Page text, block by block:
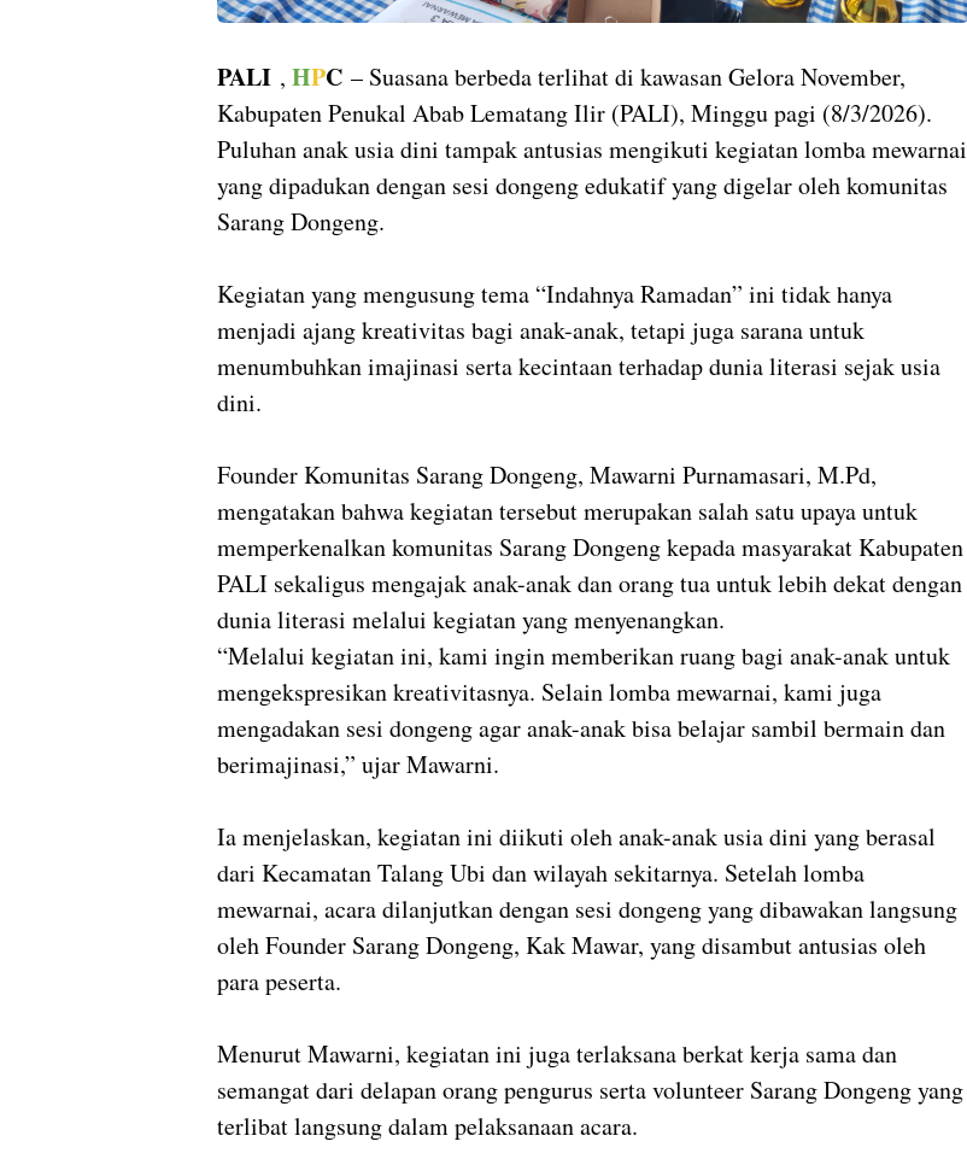
PALI , HPC – Suasana berbeda terlihat di kawasan Gelora November,
Kabupaten Penukal Abab Lematang Ilir (PALI), Minggu pagi (8/3/2026).
Puluhan anak usia dini tampak antusias mengikuti kegiatan lomba mewarnai
yang dipadukan dengan sesi dongeng edukatif yang digelar oleh komunitas
Sarang Dongeng.
Kegiatan yang mengusung tema “Indahnya Ramadan” ini tidak hanya
menjadi ajang kreativitas bagi anak-anak, tetapi juga sarana untuk
menumbuhkan imajinasi serta kecintaan terhadap dunia literasi sejak usia
dini.
Founder Komunitas Sarang Dongeng, Mawarni Purnamasari, M.Pd,
mengatakan bahwa kegiatan tersebut merupakan salah satu upaya untuk
memperkenalkan komunitas Sarang Dongeng kepada masyarakat Kabupaten
PALI sekaligus mengajak anak-anak dan orang tua untuk lebih dekat dengan
dunia literasi melalui kegiatan yang menyenangkan.
“Melalui kegiatan ini, kami ingin memberikan ruang bagi anak-anak untuk
mengekspresikan kreativitasnya. Selain lomba mewarnai, kami juga
mengadakan sesi dongeng agar anak-anak bisa belajar sambil bermain dan
berimajinasi,” ujar Mawarni.
Ia menjelaskan, kegiatan ini diikuti oleh anak-anak usia dini yang berasal
dari Kecamatan Talang Ubi dan wilayah sekitarnya. Setelah lomba
mewarnai, acara dilanjutkan dengan sesi dongeng yang dibawakan langsung
oleh Founder Sarang Dongeng, Kak Mawar, yang disambut antusias oleh
para peserta.
Menurut Mawarni, kegiatan ini juga terlaksana berkat kerja sama dan
semangat dari delapan orang pengurus serta volunteer Sarang Dongeng yang
terlibat langsung dalam pelaksanaan acara.